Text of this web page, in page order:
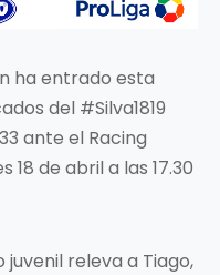
ha entrado esta
del #Silva1819
ante el Racing
18 de abril a las 17.30
releva a Tiago,